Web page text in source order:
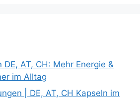
DE, AT, CH: Mehr Energie &
im Alltag
| DE, AT, CH Kapseln im